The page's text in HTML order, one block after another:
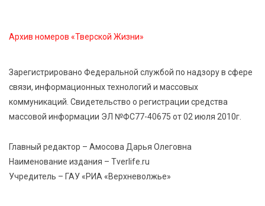
день
7 Авг 2026 23:02 473
В Тверской области стартовала четвертая смена:
инспекторы ГИБДД напомнили школьникам
правила безопасности в автобусах
Архив номеров «Тверской Жизни»
Зарегистрировано Федеральной службой по надзору в сфере
связи, информационных технологий и массовых
коммуникаций. Свидетельство о регистрации средства
массовой информации ЭЛ №ФС77-40675 от 02 июля 2010г.
Главный редактор – Амосова Дарья Олеговна
Наименование издания – Tverlife.ru
Учредитель – ГАУ «РИА «Верхневолжье»